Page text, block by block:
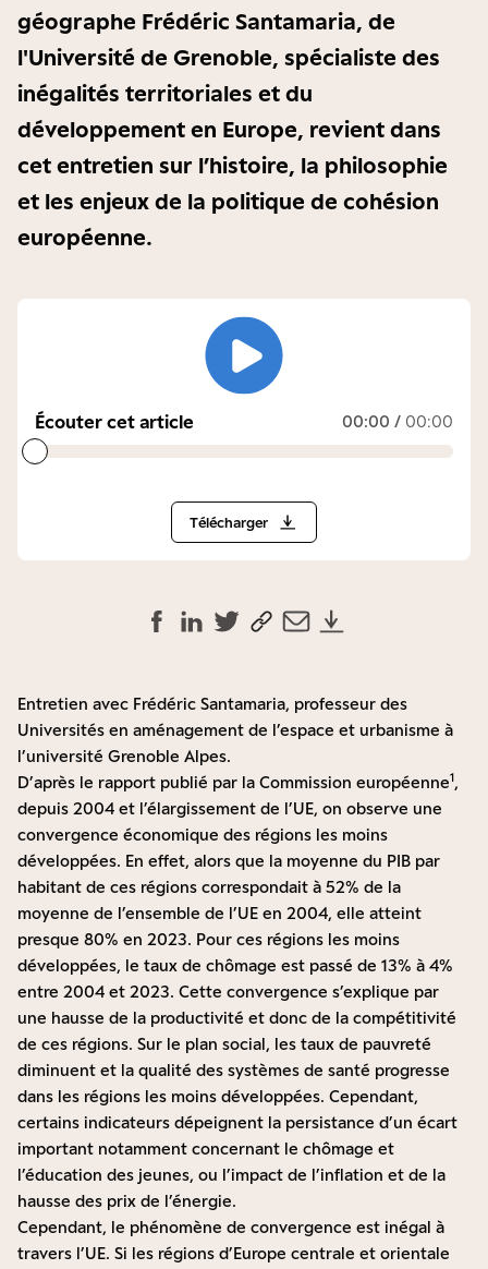
géographe Frédéric Santamaria, de
l'Université de Grenoble, spécialiste des
inégalités territoriales et du
développement en Europe, revient dans
cet entretien sur l’histoire, la philosophie
et les enjeux de la politique de cohésion
européenne.
Écouter cet article 00:00 / 00:00
Télécharger
Entretien avec Frédéric Santamaria, professeur des
Universités en aménagement de l’espace et urbanisme à
l’université Grenoble Alpes.
D’après le rapport publié par la Commission européenne1,
depuis 2004 et l’élargissement de l’UE, on observe une
convergence économique des régions les moins
développées. En effet, alors que la moyenne du PIB par
habitant de ces régions correspondait à 52% de la
moyenne de l’ensemble de l’UE en 2004, elle atteint
presque 80% en 2023. Pour ces régions les moins
développées, le taux de chômage est passé de 13% à 4%
entre 2004 et 2023. Cette convergence s’explique par
une hausse de la productivité et donc de la compétitivité
de ces régions. Sur le plan social, les taux de pauvreté
diminuent et la qualité des systèmes de santé progresse
dans les régions les moins développées. Cependant,
certains indicateurs dépeignent la persistance d’un écart
important notamment concernant le chômage et
l’éducation des jeunes, ou l’impact de l’inflation et de la
hausse des prix de l’énergie.
Cependant, le phénomène de convergence est inégal à
travers l’UE. Si les régions d’Europe centrale et orientale